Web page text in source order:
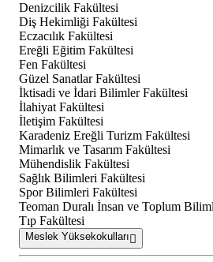
Denizcilik Fakültesi
Diş Hekimliği Fakültesi
Eczacılık Fakültesi
Ereğli Eğitim Fakültesi
Fen Fakültesi
Güzel Sanatlar Fakültesi
İktisadi ve İdari Bilimler Fakültesi
İlahiyat Fakültesi
İletişim Fakültesi
Karadeniz Ereğli Turizm Fakültesi
Mimarlık ve Tasarım Fakültesi
Mühendislik Fakültesi
Sağlık Bilimleri Fakültesi
Spor Bilimleri Fakültesi
Teoman Duralı İnsan ve Toplum
Tıp Fakültesi
Meslek Yüksekokulları